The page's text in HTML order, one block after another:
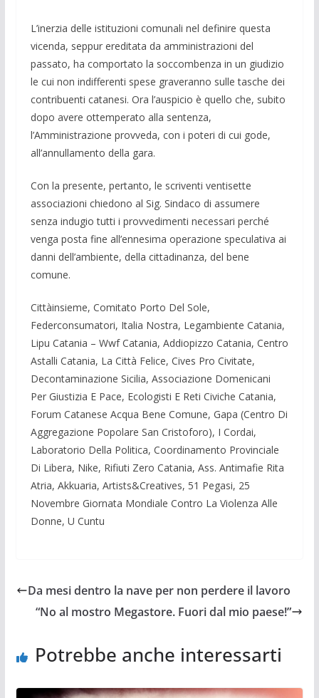
L’inerzia delle istituzioni comunali nel definire questa
vicenda, seppur ereditata da amministrazioni del
passato, ha comportato la soccombenza in un giudizio
le cui non indifferenti spese graveranno sulle tasche dei
contribuenti catanesi. Ora l’auspicio è quello che, subito
dopo avere ottemperato alla sentenza,
l’Amministrazione provveda, con i poteri di cui gode,
all’annullamento della gara.
Con la presente, pertanto, le scriventi ventisette
associazioni chiedono al Sig. Sindaco di assumere
senza indugio tutti i provvedimenti necessari perché
venga posta fine all’ennesima operazione speculativa ai
danni dell’ambiente, della cittadinanza, del bene
comune.
Cittàinsieme, Comitato Porto Del Sole,
Federconsumatori, Italia Nostra, Legambiente Catania,
Lipu Catania – Wwf Catania, Addiopizzo Catania, Centro
Astalli Catania, La Città Felice, Cives Pro Civitate,
Decontaminazione Sicilia, Associazione Domenicani
Per Giustizia E Pace, Ecologisti E Reti Civiche Catania,
Forum Catanese Acqua Bene Comune, Gapa (Centro Di
Aggregazione Popolare San Cristoforo), I Cordai,
Laboratorio Della Politica, Coordinamento Provinciale
Di Libera, Nike, Rifiuti Zero Catania, Ass. Antimafie Rita
Atria, Akkuaria, Artists&Creatives, 51 Pegasi, 25
Novembre Giornata Mondiale Contro La Violenza Alle
Donne, U Cuntu
Da mesi dentro la nave per non perdere il lavoro
“No al mostro Megastore. Fuori dal mio paese!”
Potrebbe anche interessarti